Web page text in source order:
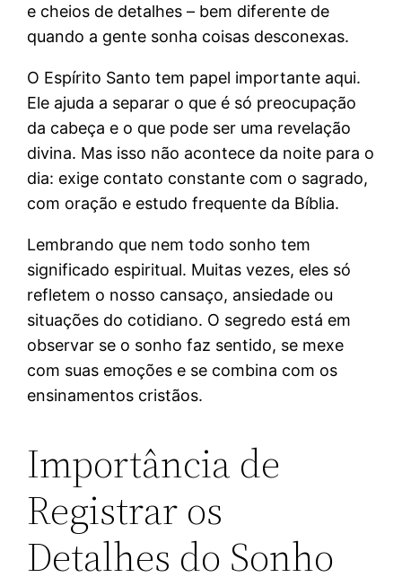
e cheios de detalhes – bem diferente de
quando a gente sonha coisas desconexas.
O Espírito Santo tem papel importante aqui.
Ele ajuda a separar o que é só preocupação
da cabeça e o que pode ser uma revelação
divina. Mas isso não acontece da noite para o
dia: exige contato constante com o sagrado,
com oração e estudo frequente da Bíblia.
Lembrando que nem todo sonho tem
significado espiritual. Muitas vezes, eles só
refletem o nosso cansaço, ansiedade ou
situações do cotidiano. O segredo está em
observar se o sonho faz sentido, se mexe
com suas emoções e se combina com os
ensinamentos cristãos.
Importância de
Registrar os
Detalhes do Sonho